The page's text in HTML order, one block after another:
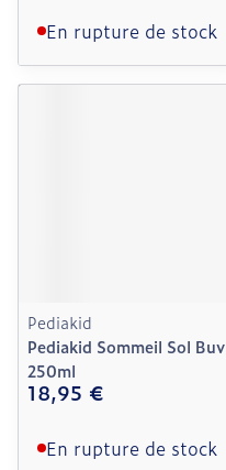
En rupture de stock
Pediakid
Pediakid Sommeil Sol Buv
250ml
18,95 €
En rupture de stock